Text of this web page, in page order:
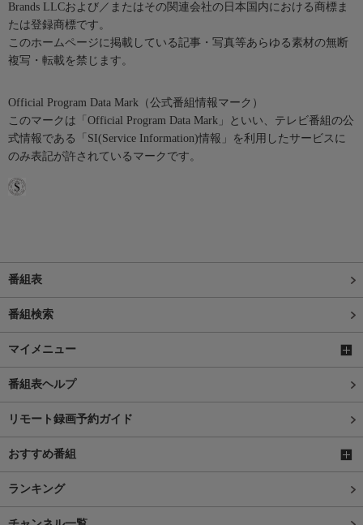
Brands LLCおよび／またはその関連会社の日本国内における商標ま
たは登録商標です。
このホームページに掲載している記事・写真等あらゆる素材の無断
複写・転載を禁じます。
Official Program Data Mark（公式番組情報マーク）
このマークは「Official Program Data Mark」といい、テレビ番組の公
式情報である「SI(Service Information)情報」を利用したサービスに
のみ表記が許されているマークです。
番組表
番組検索
マイメニュー
番組表ヘルプ
リモート録画予約ガイド
おすすめ番組
ランキング